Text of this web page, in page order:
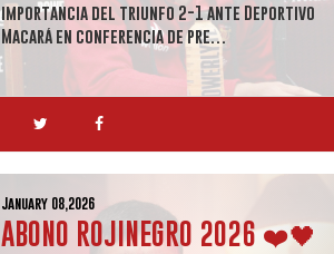
importancia del triunfo 2-1 ante Deportivo
Macará en conferencia de pre…
January 08,2026
ABONO ROJINEGRO 2026 ❤️🖤